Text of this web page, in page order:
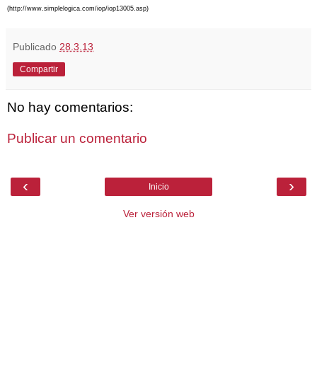
(http://www.simplelogica.com/iop/iop13005.asp)
Publicado 28.3.13
Compartir
No hay comentarios:
Publicar un comentario
‹ ›
Inicio
Ver versión web